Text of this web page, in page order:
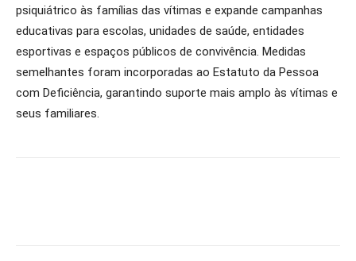
psiquiátrico às famílias das vítimas e expande campanhas
educativas para escolas, unidades de saúde, entidades
esportivas e espaços públicos de convivência. Medidas
semelhantes foram incorporadas ao Estatuto da Pessoa
com Deficiência, garantindo suporte mais amplo às vítimas e
seus familiares.